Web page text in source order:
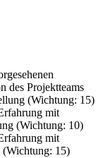
des Projektteams
(Wichtung: 15)
mit
(Wichtung: 10)
mit
(Wichtung: 15)